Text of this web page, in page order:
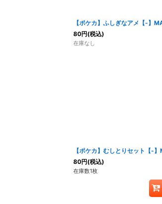
【ポケカ】ふしぎなアメ【-】
80円(税込)
在庫なし
【ポケカ】むしとりセット【-
80円(税込)
在庫数1枚